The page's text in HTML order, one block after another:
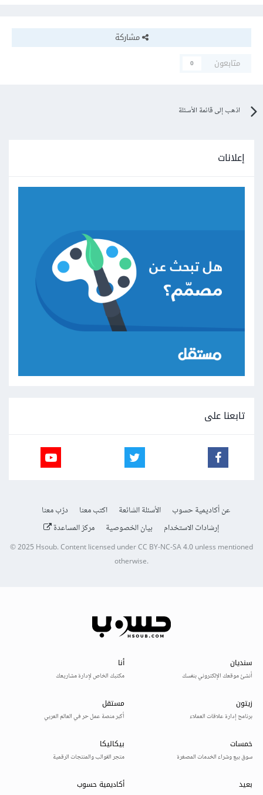
مشاركة
متابعون
0
اذهب إلى قائمة الأسئلة
إعلانات
تابعنا على
عن أكاديمية حسوب الأسئلة الشائعة اكتب معنا
درّب معنا
إرشادات الاستخدام
بيان الخصوصية مركز المساعدة
© 2025Hsoub.Content licensed underCC BY-NC-SA 4.0unless mentioned
otherwise.